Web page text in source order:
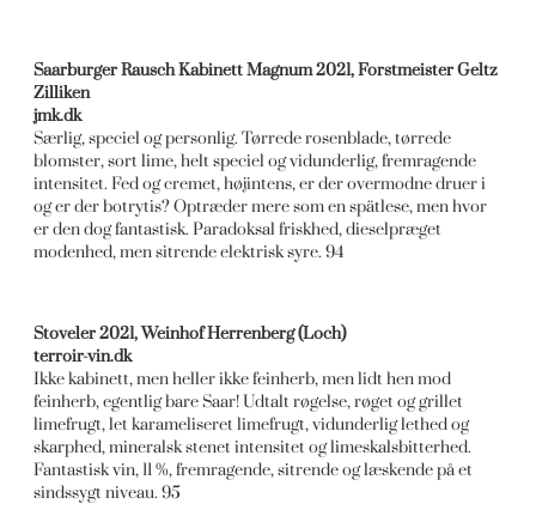
Saarburger Rausch Kabinett Magnum 2021, Forstmeister Geltz
Zilliken
jmk.dk
Særlig, speciel og personlig. Tørrede rosenblade, tørrede
blomster, sort lime, helt speciel og vidunderlig, fremragende
intensitet. Fed og cremet, højintens, er der overmodne druer i
og er der botrytis? Optræder mere som en spätlese, men hvor
er den dog fantastisk. Paradoksal friskhed, dieselpræget
modenhed, men sitrende elektrisk syre. 94
Stoveler 2021, Weinhof Herrenberg (Loch)
terroir-vin.dk
Ikke kabinett, men heller ikke feinherb, men lidt hen mod
feinherb, egentlig bare Saar! Udtalt røgelse, røget og grillet
limefrugt, let karameliseret limefrugt, vidunderlig lethed og
skarphed, mineralsk stenet intensitet og limeskalsbitterhed.
Fantastisk vin, 11 %, fremragende, sitrende og læskende på et
sindssygt niveau. 95